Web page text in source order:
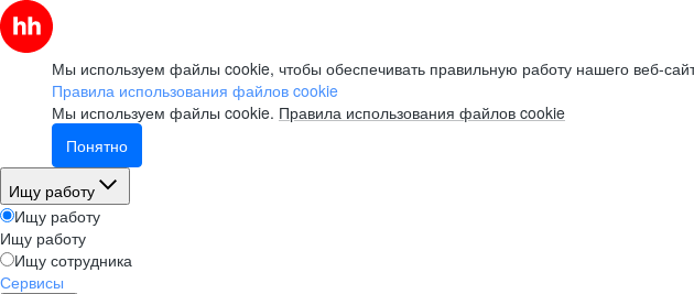
Мы используем файлы cookie, чтобы обеспечивать правильную работу нашего веб-
Правила использования файлов cookie
Мы используем файлы cookie. Правила использования файлов cookie
Понятно
Ищу работу
Ищу работу
Ищу работу
Ищу сотрудника
Сервисы